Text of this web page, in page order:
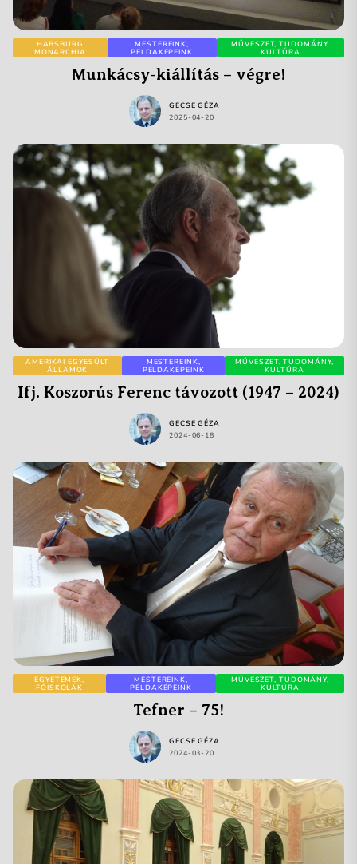
HABSBURG
MONARCHIA
MESTEREINK,
PÉLDAKÉPEINK
MŰVÉSZET, TUDOMÁNY,
KULTÚRA
Munkácsy-kiállítás – végre!
GECSE GÉZA
2025-04-20
AMERIKAI EGYESÜLT
ÁLLAMOK
MESTEREINK,
PÉLDAKÉPEINK
MŰVÉSZET, TUDOMÁNY,
KULTÚRA
Ifj. Koszorús Ferenc távozott (1947 – 2024)
GECSE GÉZA
2024-06-18
EGYETEMEK,
FŐISKOLÁK
MESTEREINK,
PÉLDAKÉPEINK
MŰVÉSZET, TUDOMÁNY,
KULTÚRA
Tefner – 75!
GECSE GÉZA
2024-03-20